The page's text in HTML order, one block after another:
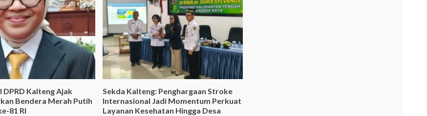
DPRD Kalteng Ajak
Bendera Merah Putih
81 RI
Sekda Kalteng: Penghargaan Stroke
Internasional Jadi Momentum Perkuat
Layanan Kesehatan Hingga Desa